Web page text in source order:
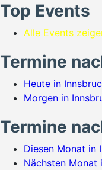
Top Events
Alle Events
Termine
Heute in
Morgen in
Termine
Diesen Monat in
Nächsten Monat